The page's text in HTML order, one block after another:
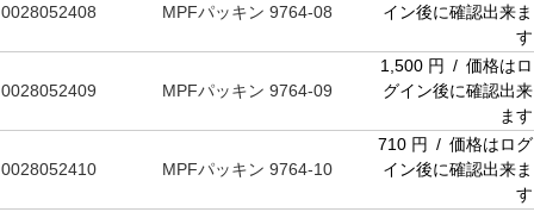
0028052408 MPFパッキン 9764-08
イン後に確認出来ま
す
0028052409 MPFパッキン 9764-09
1,500 円 / 価格はロ
グイン後に確認出来
ます
0028052410 MPFパッキン 9764-10
710 円 / 価格はログ
イン後に確認出来ま
す